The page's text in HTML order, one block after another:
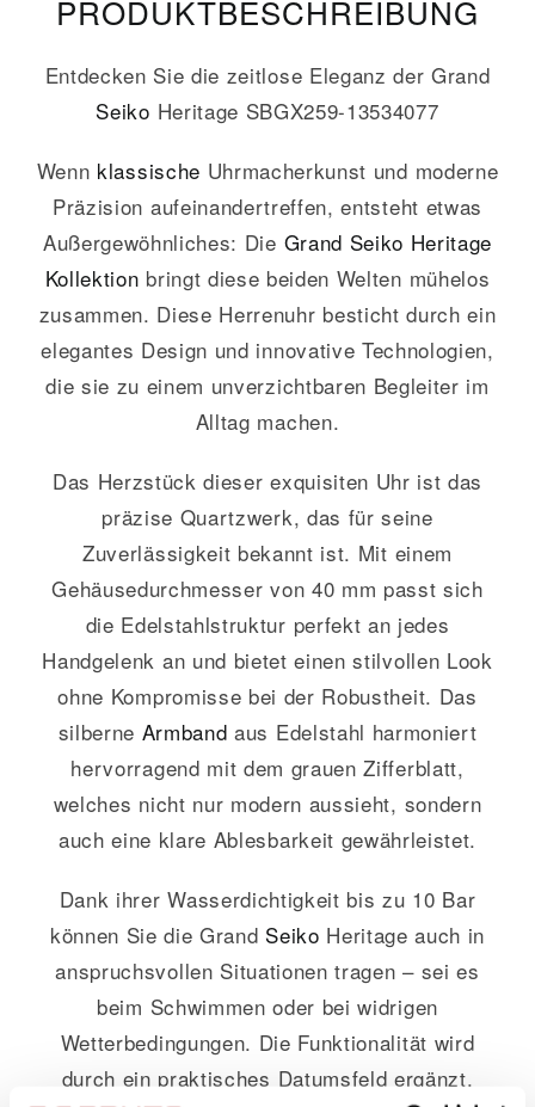
PRODUKT­­BESCHREIBUNG
Entdecken Sie die zeitlose Eleganz der Grand
Seiko Heritage SBGX259-13534077
Wenn klassische Uhrmacherkunst und moderne
Präzision aufeinandertreffen, entsteht etwas
Außergewöhnliches: Die Grand Seiko Heritage
Kollektion bringt diese beiden Welten mühelos
zusammen. Diese Herrenuhr besticht durch ein
elegantes Design und innovative Technologien,
die sie zu einem unverzichtbaren Begleiter im
Alltag machen.
Das Herzstück dieser exquisiten Uhr ist das
präzise Quartzwerk, das für seine
Zuverlässigkeit bekannt ist. Mit einem
Gehäusedurchmesser von 40 mm passt sich
die Edelstahlstruktur perfekt an jedes
Handgelenk an und bietet einen stilvollen Look
ohne Kompromisse bei der Robustheit. Das
silberne Armband aus Edelstahl harmoniert
hervorragend mit dem grauen Zifferblatt,
welches nicht nur modern aussieht, sondern
auch eine klare Ablesbarkeit gewährleistet.
Dank ihrer Wasserdichtigkeit bis zu 10 Bar
können Sie die Grand Seiko Heritage auch in
anspruchsvollen Situationen tragen – sei es
beim Schwimmen oder bei widrigen
Wetterbedingungen. Die Funktionalität wird
durch ein praktisches Datumsfeld ergänzt,